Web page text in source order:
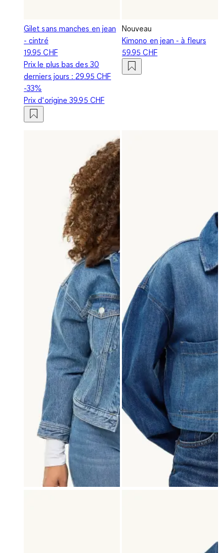
Gilet sans manches en jean
- cintré
19.95 CHF
Prix le plus bas des 30
derniers jours : 29.95 CHF
-33%
Prix d‘origine39.95 CHF
Nouveau
Kimono en jean - à fleurs
59.95 CHF